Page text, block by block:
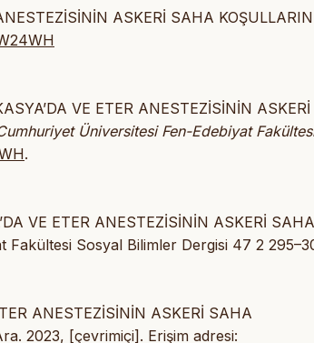
ASKERİ SAHA
VE ETER ANESTEZİSİNİN ASKERİ
Üniversitesi Fen-Edebiyat
.
VE ETER ANESTEZİSİNİN ASKERİ SAHA
Sosyal Bilimler Dergisi 47 2
ANESTEZİSİNİN ASKERİ SAHA
2023, [çevrimiçi]. Erişim adresi: